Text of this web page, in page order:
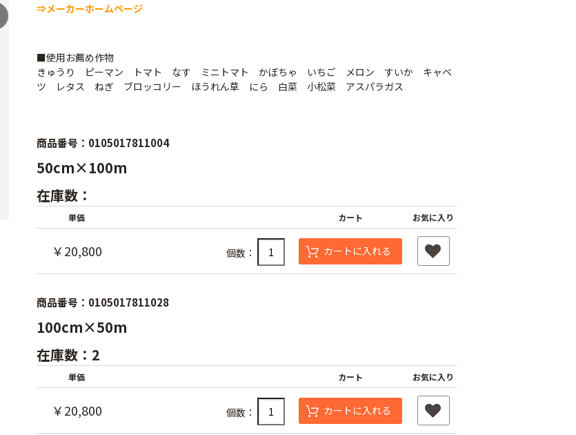
蝶型パンチ
￥23,780
⇒メーカーホームページ
■使用お薦め作物
きゅうり ピーマン トマト なす ミニトマト かぼちゃ いちご メロン すいか キャベ
ツ レタス ねぎ ブロッコリー ほうれん草 にら 白菜 小松菜 アスパラガス
商品番号：0105017811004
50cm×100m
在庫数：
単価 カート お気に入り
￥20,800 個数： カートに入れる
商品番号：0105017811028
100cm×50m
在庫数：2
単価 カート お気に入り
￥20,800 個数： カートに入れる